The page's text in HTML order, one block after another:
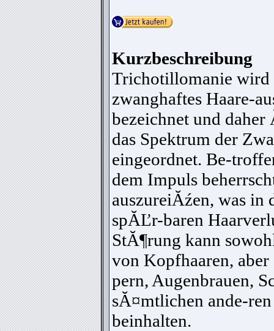
Kurzbeschreibung
Trichotillomanie wird
zwanghaftes Haare-
bezeichnet und
das Spektrum der
eingeordnet. Be-
dem Impuls
auszureiĂźen, was in
spĂĽr-baren
StĂ¶rung kann
von Kopfhaaren,
pern, Augenbrauen,
sĂ¤mtlichen ande-
beinhalten.